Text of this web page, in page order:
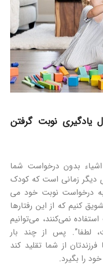
نوبت گرفتن
اشیاء بدون درخواست شما
دیگر زمانی است که کودک
درخواست نوبت خود می
کنیم که از این رفتارها
استفاده نمی‌کنند، می‌توانیم
لطفا”. پس از چند بار
فرزندتان از شما تقلید کند
را بگیرد.